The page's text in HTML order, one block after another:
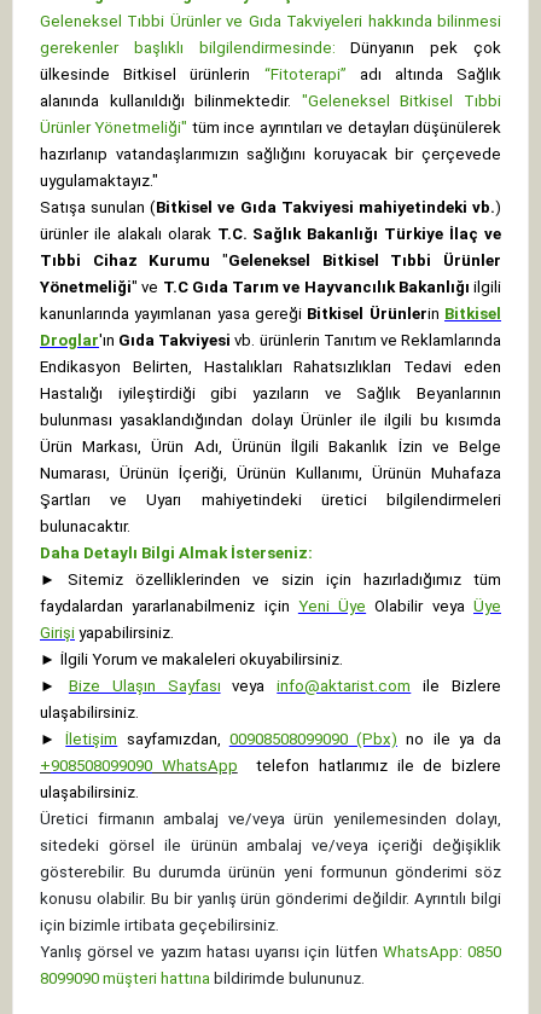
Geleneksel Tıbbi Ürünler ve Gıda Takviyeleri hakkında bilinmesi
gerekenler başlıklı bilgilendirmesinde:
Dünyanın pek çok
ülkesinde Bitkisel ürünlerin “Fitoterapi” adı altında Sağlık
alanında kullanıldığı bilinmektedir. "Geleneksel Bitkisel Tıbbi
Ürünler Yönetmeliği" tüm ince ayrıntıları ve detayları düşünülerek
hazırlanıp vatandaşlarımızın sağlığını koruyacak bir çerçevede
uygulamaktayız."
Satışa sunulan (Bitkisel ve Gıda Takviyesi mahiyetindeki vb.)
ürünler ile alakalı olarak T.C. Sağlık Bakanlığı Türkiye İlaç ve
Tıbbi Cihaz Kurumu "Geleneksel Bitkisel Tıbbi Ürünler
Yönetmeliği" ve T.C Gıda Tarım ve Hayvancılık Bakanlığı ilgili
kanunlarında yayımlanan yasa gereği Bitkisel Ürünlerin Bitkisel
Droglar'ın Gıda Takviyesi vb. ürünlerin Tanıtım ve Reklamlarında
Endikasyon Belirten, Hastalıkları Rahatsızlıkları Tedavi eden
Hastalığı iyileştirdiği gibi yazıların ve Sağlık Beyanlarının
bulunması yasaklandığından dolayı Ürünler ile ilgili bu kısımda
Ürün Markası, Ürün Adı, Ürünün İlgili Bakanlık İzin ve Belge
Numarası, Ürünün İçeriği, Ürünün Kullanımı, Ürünün Muhafaza
Şartları ve Uyarı mahiyetindeki üretici bilgilendirmeleri
bulunacaktır.
Daha Detaylı Bilgi Almak İsterseniz:
►
Sitemiz özelliklerinden ve sizin için hazırladığımız tüm
faydalardan yararlanabilmeniz için Yeni Üye Olabilir veyaÜye
Girişi yapabilirsiniz.
► İlgili Yorum ve makaleleri okuyabilirsiniz.
►
Bize Ulaşın Sayfası veya info@aktarist.com
ile Bizlere
ulaşabilirsiniz.
►
İletişim sayfamızdan, 00908508099090 (Pbx) no ile ya da
+908508099090 WhatsApp
telefon hatlarımız ile de bizlere
ulaşabilirsiniz.
Üretici firmanın ambalaj ve/veya ürün yenilemesinden dolayı,
sitedeki görsel ile ürünün ambalaj ve/veya içeriği değişiklik
gösterebilir. Bu durumda ürünün yeni formunun gönderimi söz
konusu olabilir. Bu bir yanlış ürün gönderimi değildir. Ayrıntılı bilgi
için bizimle irtibata geçebilirsiniz.
Yanlış görsel ve yazım hatası uyarısı için lütfen WhatsApp: 0850
8099090 müşteri hattına bildirimde bulununuz.